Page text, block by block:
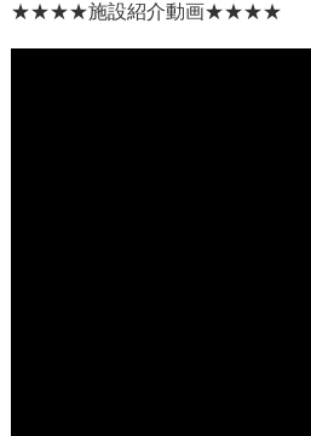
★★★★施設紹介動画★★★★